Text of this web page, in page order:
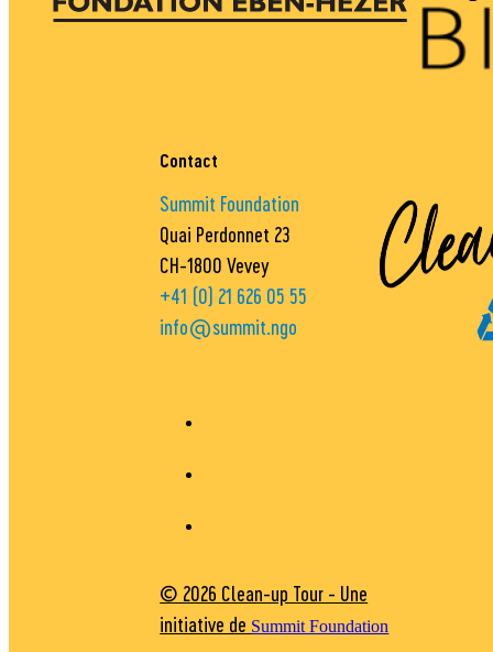
Contact
Summit Foundation
Quai Perdonnet 23
CH-1800 Vevey
+41 (0) 21 626 05 55
info@summit.ngo
© 2026 Clean-up Tour - Une
initiative de Summit Foundation